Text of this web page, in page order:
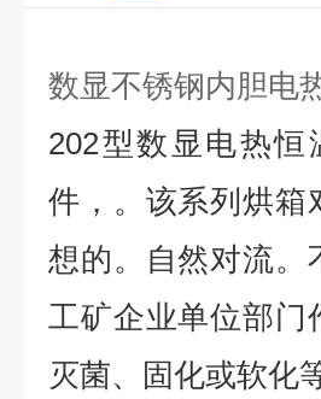
数显不锈钢内胆电
202型数显电热恒
件，。该系列烘箱
想的。自然对流。
工矿企业单位部门
灭菌、固化或软化